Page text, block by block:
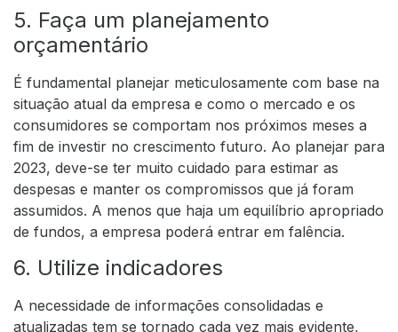
5. Faça um planejamento
orçamentário
É fundamental planejar meticulosamente com base na
situação atual da empresa e como o mercado e os
consumidores se comportam nos próximos meses a
fim de investir no crescimento futuro. Ao planejar para
2023, deve-se ter muito cuidado para estimar as
despesas e manter os compromissos que já foram
assumidos. A menos que haja um equilíbrio apropriado
de fundos, a empresa poderá entrar em falência.
6. Utilize indicadores
A necessidade de informações consolidadas e
atualizadas tem se tornado cada vez mais evidente,